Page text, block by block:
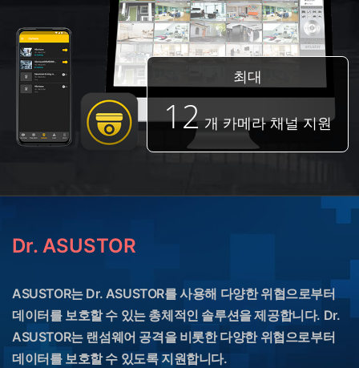
최대
12 개 카메라 채널 지원
Dr. ASUSTOR
ASUSTOR는 Dr. ASUSTOR를 사용해 다양한 위협으로부터
데이터를 보호할 수 있는 총체적인 솔루션을 제공합니다. Dr.
ASUSTOR는 랜섬웨어 공격을 비롯한 다양한 위협으로부터
데이터를 보호할 수 있도록 지원합니다.